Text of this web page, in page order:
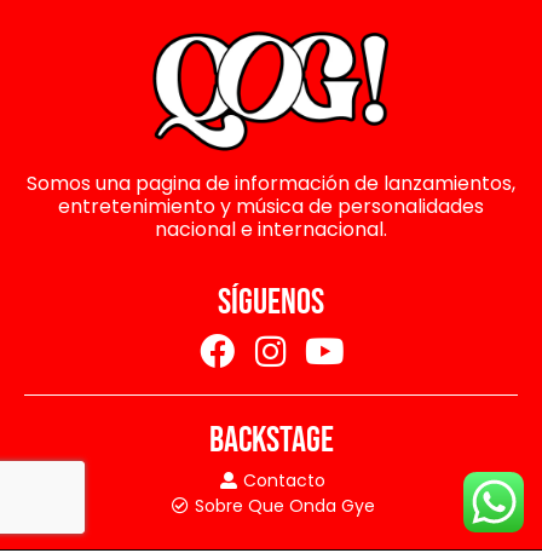
Somos una pagina de información de lanzamientos,
entretenimiento y música de personalidades
nacional e internacional.
SÍGUENOS
BACKSTAGE
Contacto
Sobre Que Onda Gye